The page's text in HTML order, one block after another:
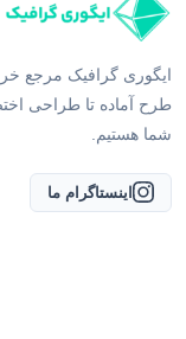
طرح آماده تا طراحی
شما هستیم.
اینستاگرام ما